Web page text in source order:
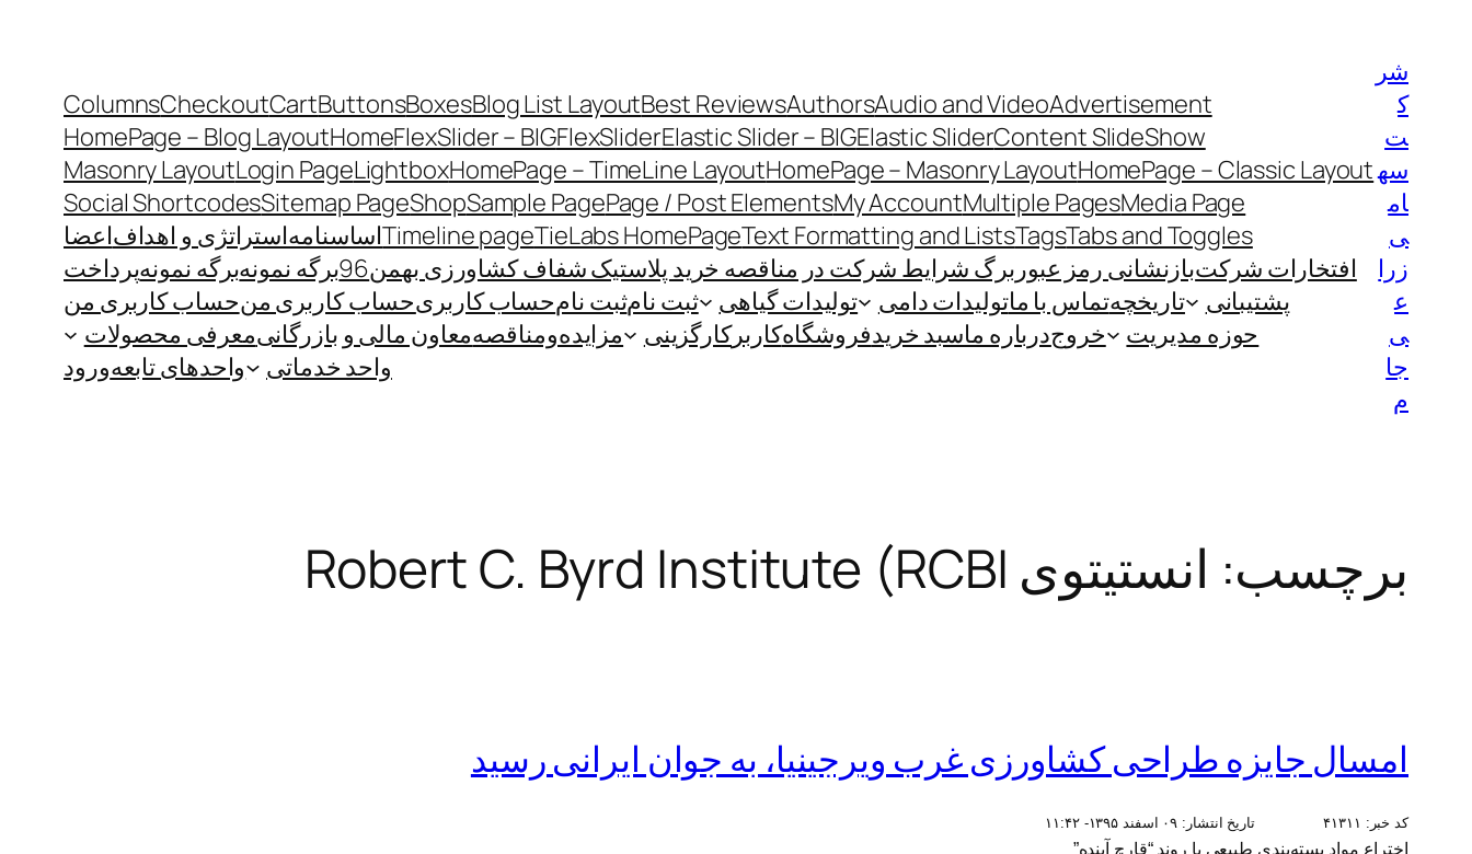
شر
ک
ت
سه
ام
ی
زرا
ع
ی
جا
م
Advertisement
Audio and Video
Authors
Best Reviews
Blog List Layout
Boxes
Buttons
Cart
Checkout
Columns
Content SlideShow
Elastic Slider
Elastic Slider – BIG
FlexSlider
FlexSlider – BIG
Home
HomePage – Blog Layout
HomePage – Classic Layout
HomePage – Masonry Layout
HomePage – TimeLine Layout
Lightbox
Login Page
Masonry Layout
Media Page
Multiple Pages
My Account
Page / Post Elements
Sample Page
Shop
Sitemap Page
Social Shortcodes
Tabs and Toggles
Tags
Text Formatting and Lists
TieLabs HomePage
Timeline pageاساسنامهاستراتژی و اهدافاعضا
افتخارات شرکتبازنشانی رمز عبور برگ شرایط شرکت در مناقصه خرید پلاستیک شفاف کشاورزی بهمن96 برگه نمونهبرگه نمونهپرداخت
پشتیبانی
تاریخچهتماس با ماتولیدات دامی تولیدات گیاهی ثبت نامثبت نامحساب کاربریحساب کاربری منحساب کاربری من
حوزه مدیریت
خروجدرباره ماسبد خریدفروشگاهکاربرکارگزینی مزایده‌و‌مناقصهمعاون مالی و بازرگانیمعرفی محصولات
واحد خدماتی
واحدهای تابعهورود
برچسب: انستیتوی Robert C. Byrd Institute (RCBI
امسال جایزه طراحی کشاورزی غرب ویرجینیا، به جوان ایرانی رسید
کد خبر: ۴۱۳۱۱ تاریخ انتشار: ۰۹ اسفند ۱۳۹۵- ۱۱:۴۲
اختراع مواد بسته‌بندی طبیعی با روند “قارچ آینده”